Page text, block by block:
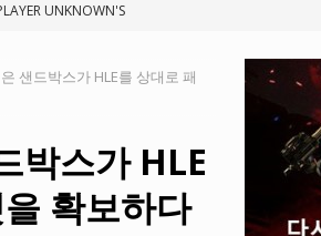
UNKNOWN'S
있도록 하다
LEAGUE OF
OF LEGENDS
UNKNOWN'S
샌드박스가 HLE를 상대로 패
박스가 HLE
확보하다